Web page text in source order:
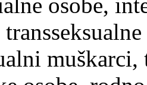
osobe,
muškarci,